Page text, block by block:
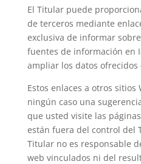
El Titular puede
de terceros mediante
exclusiva de informar
fuentes de información en
ampliar los datos ofrecidos
Estos enlaces a otros sitios
ningún caso una
que usted visite las
están fuera del control del
Titular no es responsable
web vinculados ni del